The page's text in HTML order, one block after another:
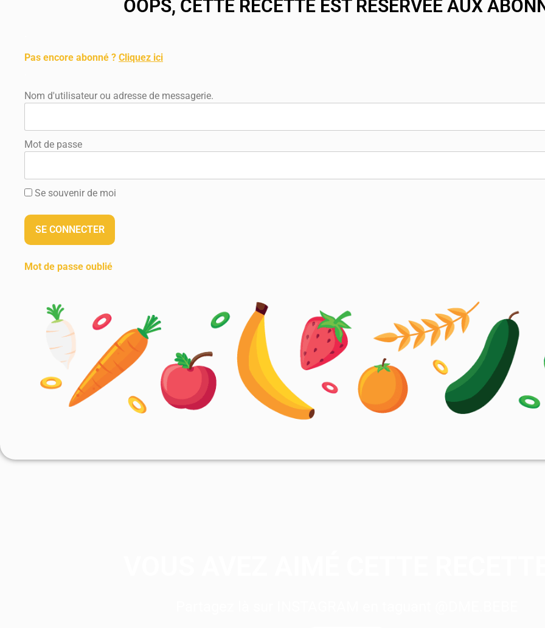
OOPS, CETTE RECETTE EST RÉSERVÉE AUX
Pas encore abonné ? Cliquez ici
Nom d'utilisateur ou adresse de messagerie.
Mot de passe
Se souvenir de moi
Mot de passe oublié